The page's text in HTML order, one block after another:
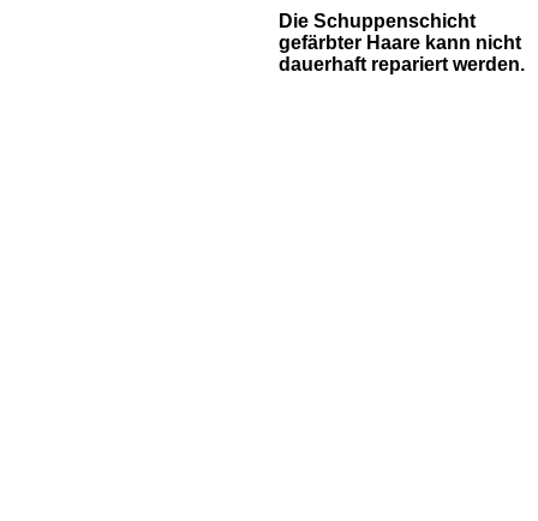
Die Schuppenschicht
gefärbter Haare kann nicht
dauerhaft repariert werden.